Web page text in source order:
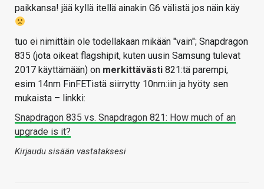
paikkansa! jää kyllä itellä ainakin G6 välistä jos näin käy
tuo ei nimittäin ole todellakaan mikään "vain"; Snapdragon
835 (jota oikeat flagshipit, kuten uusin Samsung tulevat
2017 käyttämään) on merkittävästi 821:tä parempi,
esim 14nm FinFETistä siirrytty 10nm:iin ja hyöty sen
mukaista – linkki:
Snapdragon 835 vs. Snapdragon 821: How much of an
upgrade is it?
Kirjaudu sisään vastataksesi